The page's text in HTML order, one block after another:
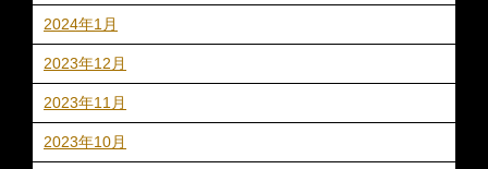
2024年1月
2023年12月
2023年11月
2023年10月